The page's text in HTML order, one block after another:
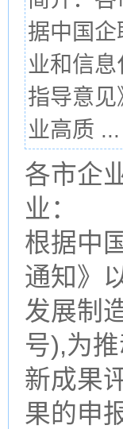
据中国
业和信
指导意
业高质 ...
各市企
业：
根据中
通知》
发展制
号),为
新成果
果的申